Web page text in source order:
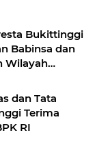
Bukittinggi
Babinsa dan
Wilayah
dan Tata
Terima
RI